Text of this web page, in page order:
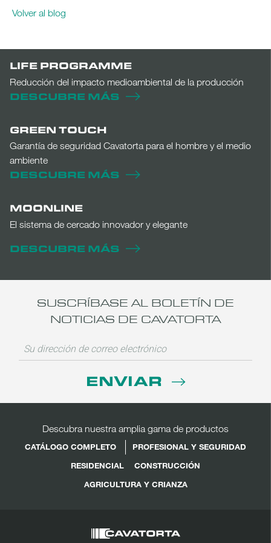
Volver al blog
LIFE PROGRAMME
Reducción del impacto medioambiental de la producción
DESCUBRE MÁS
GREEN TOUCH
Garantía de seguridad Cavatorta para el hombre y el medio
ambiente
DESCUBRE MÁS
MOONLINE
El sistema de cercado innovador y elegante
DESCUBRE MÁS
SUSCRÍBASE AL BOLETÍN DE
NOTICIAS DE CAVATORTA
ENVIAR
Descubra nuestra amplia gama de productos
CATÁLOGO COMPLETO
PROFESIONAL Y SEGURIDAD
RESIDENCIAL
CONSTRUCCIÓN
AGRICULTURA Y CRIANZA